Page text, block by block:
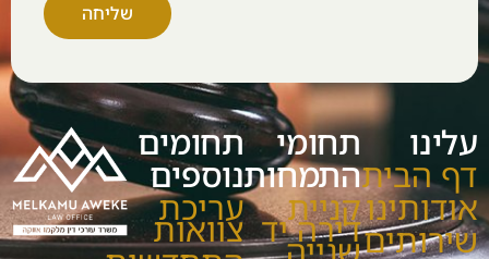
שליחה
עלינו
דף הבית
אודותינו
שירותים
תחומי
התמחות
קניית
דירה יד
תחומים
נוספים
עריכת
צוואות